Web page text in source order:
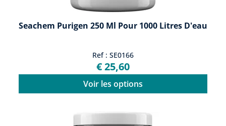
Seachem Purigen 250 Ml Pour 1000 Litres D'eau
Ref : SE0166
€ 25,60
Voir les options